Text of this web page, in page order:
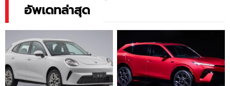
อัพเดทล่าสุด